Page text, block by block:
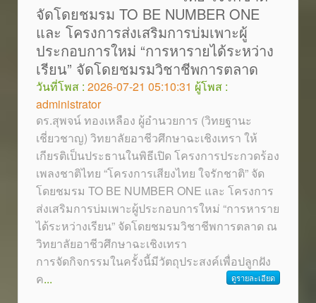
จัดโดยชมรม TO BE NUMBER ONE
และ โครงการส่งเสริมการบ่มเพาะผู้
ประกอบการใหม่ “การหารายได้ระหว่าง
เรียน” จัดโดยชมรมวิชาชีพการตลาด
วันที่โพส : 2026-07-21 05:10:31 ผู้โพส :
administrator
ดร.สุพจน์ ทองเหลือง ผู้อำนวยการ (วิทยฐานะ
เชี่ยวชาญ) วิทยาลัยอาชีวศึกษาฉะเชิงเทรา ให้
เกียรติเป็นประธานในพิธีเปิด โครงการประกวดร้อง
เพลงชาติไทย “โครงการเสียงไทย ใจรักชาติ” จัด
โดยชมรม TO BE NUMBER ONE และ โครงการ
ส่งเสริมการบ่มเพาะผู้ประกอบการใหม่ “การหาราย
ได้ระหว่างเรียน” จัดโดยชมรมวิชาชีพการตลาด ณ
วิทยาลัยอาชีวศึกษาฉะเชิงเทรา
การจัดกิจกรรมในครั้งนี้มีวัตถุประสงค์เพื่อปลูกฝัง
ค... ดูรายละเอียด